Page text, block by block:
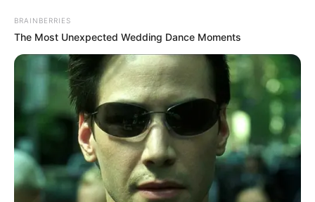
BRAINBERRIES
The Most Unexpected Wedding Dance Moments